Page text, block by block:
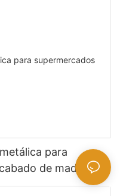
para
de madera